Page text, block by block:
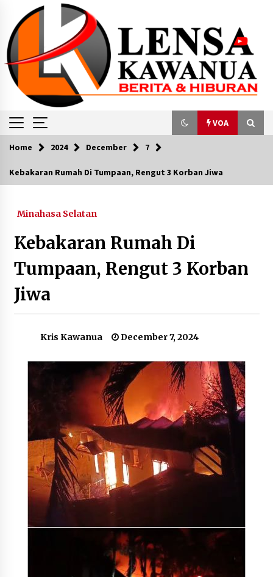
content
VOA
VOA
October 7, 2023
Sejarah Pemilu di Indonesia: Jejak Demokrasi
January 31, 2024
Masalah Utama Sepak Bola Indonesia
October 7, 2023
Kenakan Pakaian Adat Nusantara, Presiden
Jokowi Pimpin Upacara HUT ke-79 RI di IKN
August 21, 2024
Partai Politik AS Coba Rebut Pemilih Keturunan
Asia
May 11, 2024
Partisipasi Pemilu Rendah Hingga Uya Kuya
Unggul Sementara
February 17, 2024
Home 2024 December 7
Kebakaran Rumah Di Tumpaan, Rengut 3 Korban Jiwa
Minahasa Selatan
Kebakaran Rumah Di
Tumpaan, Rengut 3 Korban
Jiwa
Kris Kawanua December 7, 2024